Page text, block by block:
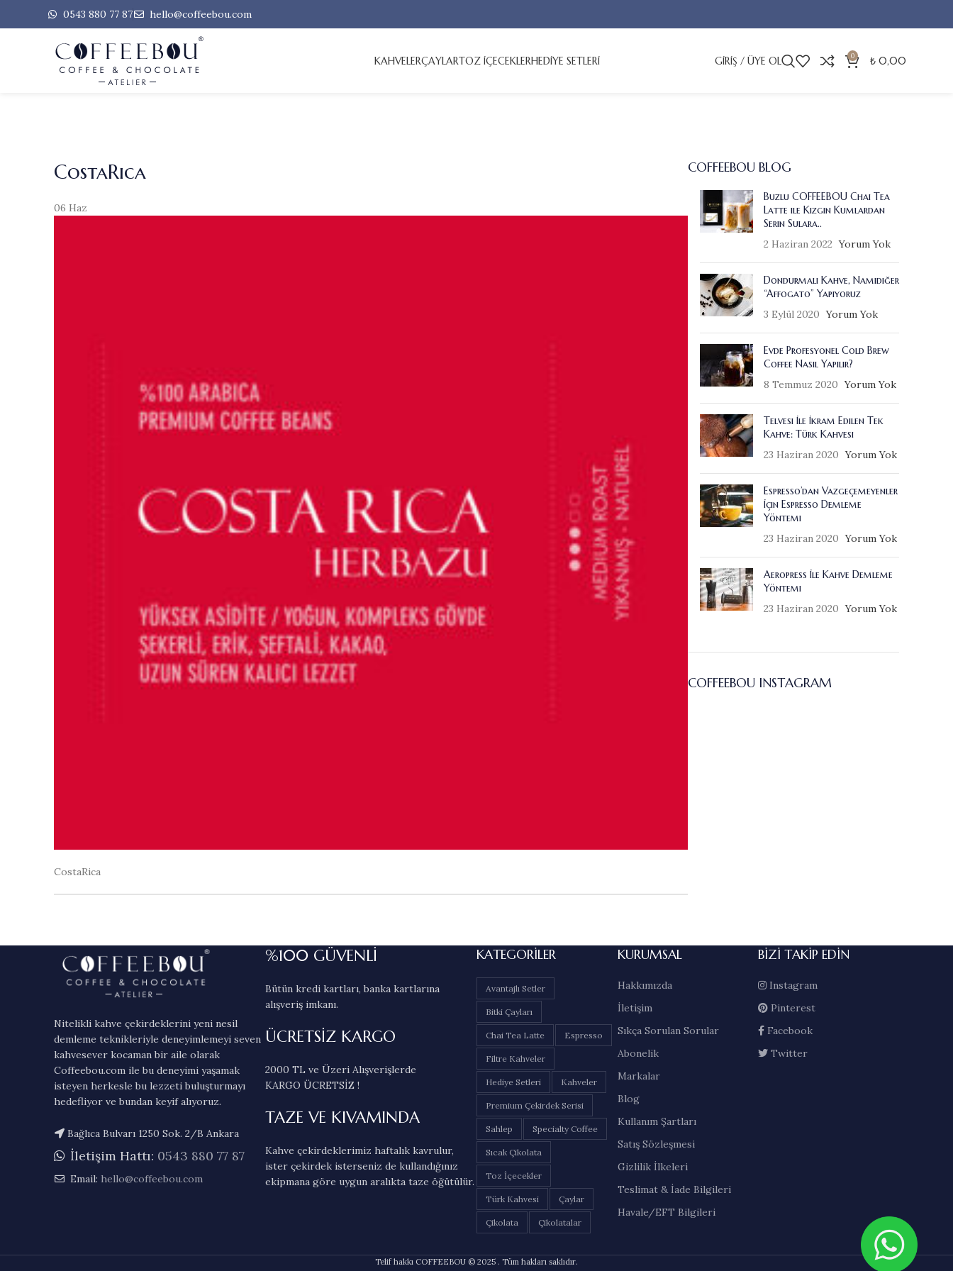
0543 880 77 87 hello@coffeebou.com
KAHVELERÇAYLARTOZ İÇECEKLERHEDİYE SETLERİ GIRIŞ / ÜYE OL 0 ₺ 0,00
CostaRica
06 Haz
CostaRica
COFFEEBOU BLOG
Buzlu COFFEEBOU Chai Tea
Latte ile Kızgın Kumlardan
Serin Sulara..
2 Haziran 2022 Yorum Yok
Dondurmalı Kahve, Namıdiğer
“Affogato” Yapıyoruz
3 Eylül 2020 Yorum Yok
Evde Profesyonel Cold Brew
Coffee Nasıl Yapılır?
8 Temmuz 2020 Yorum Yok
Telvesi İle İkram Edilen Tek
Kahve: Türk Kahvesi
23 Haziran 2020 Yorum Yok
Espresso’dan Vazgeçemeyenler
İçin Espresso Demleme
Yöntemi
23 Haziran 2020 Yorum Yok
Aeropress İle Kahve Demleme
Yöntemi
23 Haziran 2020 Yorum Yok
COFFEEBOU INSTAGRAM
Nitelikli kahve çekirdeklerini yeni nesil
demleme teknikleriyle deneyimlemeyi seven
kahvesever kocaman bir aile olarak
Coffeebou.com ile bu deneyimi yaşamak
isteyen herkesle bu lezzeti buluşturmayı
hedefliyor ve bundan keyif alıyoruz.
Bağlıca Bulvarı 1250 Sok. 2/B Ankara
İletişim Hattı: 0543 880 77 87
Email: hello@coffeebou.com
%100 GÜVENLİ
Bütün kredi kartları, banka kartlarına
alışveriş imkanı.
ÜCRETSİZ KARGO
2000 TL ve Üzeri Alışverişlerde
KARGO ÜCRETSİZ !
TAZE VE KIVAMINDA
Kahve çekirdeklerimiz haftalık kavrulur,
ister çekirdek isterseniz de kullandığınız
ekipmana göre uygun aralıkta taze öğütülür.
KATEGORILER
Avantajlı Setler
Bitki Çayları
Chai Tea Latte Espresso
Filtre Kahveler
Hediye Setleri Kahveler
Premium Çekirdek Serisi
Sahlep Specialty Coffee
Sıcak Çikolata
Toz İçecekler
Türk Kahvesi Çaylar
Çikolata Çikolatalar
KURUMSAL
Hakkımızda
İletişim
Sıkça Sorulan Sorular
Abonelik
Markalar
Blog
Kullanım Şartları
Satış Sözleşmesi
Gizlilik İlkeleri
Teslimat & İade Bilgileri
Havale/EFT Bilgileri
BIZI TAKIP EDIN
Instagram
Pinterest
Facebook
Twitter
Telif hakkı COFFEEBOU © 2025 . Tüm hakları saklıdır.